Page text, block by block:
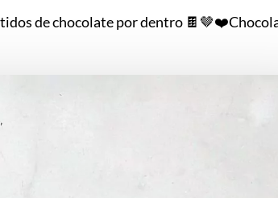
de chocolate por dentro